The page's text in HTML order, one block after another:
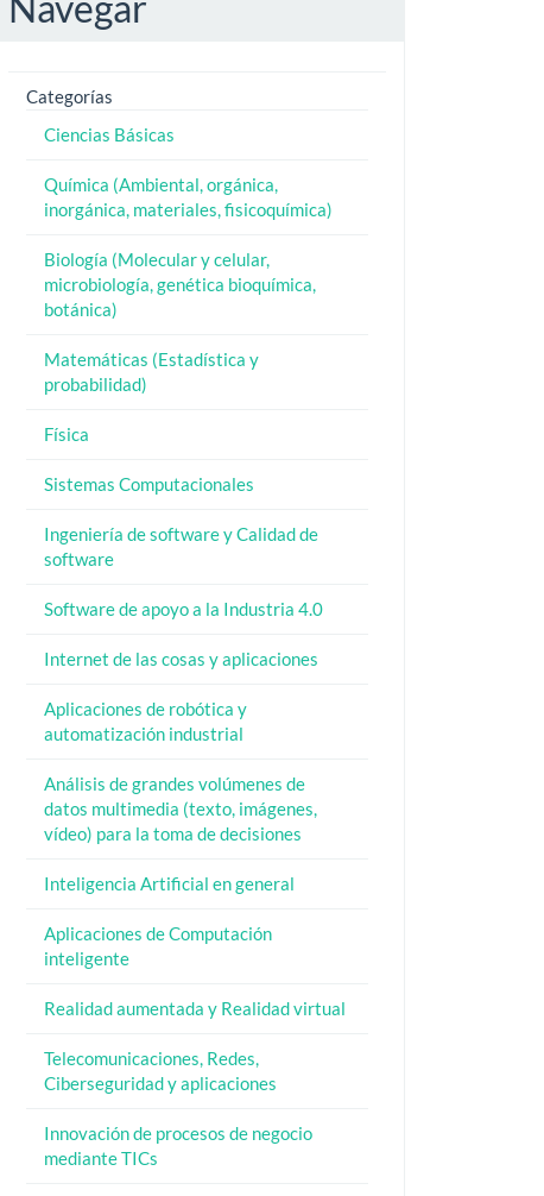
Categorías
Ciencias Básicas
Química (Ambiental, orgánica,
inorgánica, materiales, fisicoquímica)
Biología (Molecular y celular,
microbiología, genética bioquímica,
botánica)
Matemáticas (Estadística y
probabilidad)
Física
Sistemas Computacionales
Ingeniería de software y Calidad de
software
Software de apoyo a la Industria 4.0
Internet de las cosas y aplicaciones
Aplicaciones de robótica y
automatización industrial
Análisis de grandes volúmenes de
datos multimedia (texto, imágenes,
vídeo) para la toma de decisiones
Inteligencia Artificial en general
Aplicaciones de Computación
inteligente
Realidad aumentada y Realidad virtual
Telecomunicaciones, Redes,
Ciberseguridad y aplicaciones
Innovación de procesos de negocio
mediante TICs